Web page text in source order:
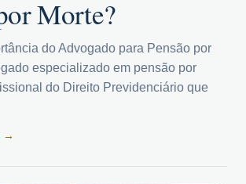
Morte?
do Advogado para Pensão por
especializado em pensão por
do Direito Previdenciário que
→